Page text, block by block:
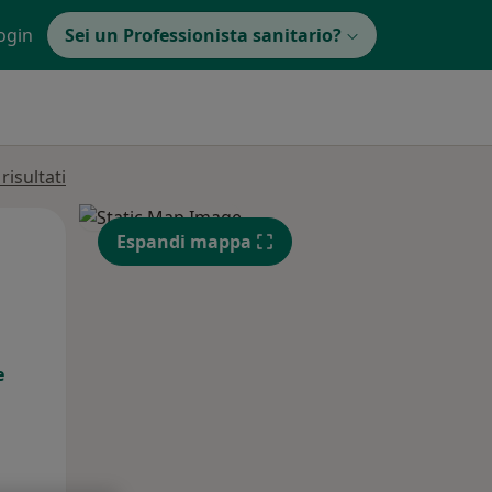
Sei un Professionista sanitario?
Mer, Gio,
13 Ago
Espandi mappa